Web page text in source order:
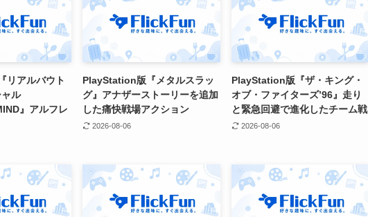
リアルバウト
ル
』アルフレ
PlayStation版『メタルスラッ
グ』アナザーストーリーを追加
した痛快戦場アクション
2026-08-06
PlayStation版『ザ・キング・
オブ・ファイターズ’96』走り
と緊急回避で進化したチーム戦
2026-08-06